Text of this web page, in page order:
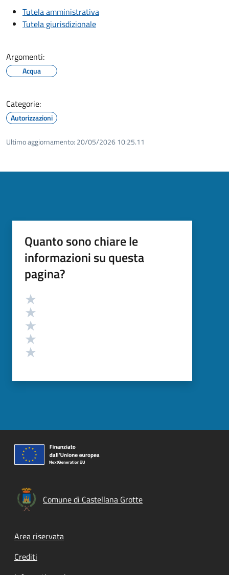
Tutela amministrativa
Tutela giurisdizionale
Argomenti:
Acqua
Categorie:
Autorizzazioni
Ultimo aggiornamento: 20/05/2026 10:25.11
Quanto sono chiare le
informazioni su questa
pagina?
Valutazione
Comune di Castellana Grotte
Footer menu
Area riservata
Crediti